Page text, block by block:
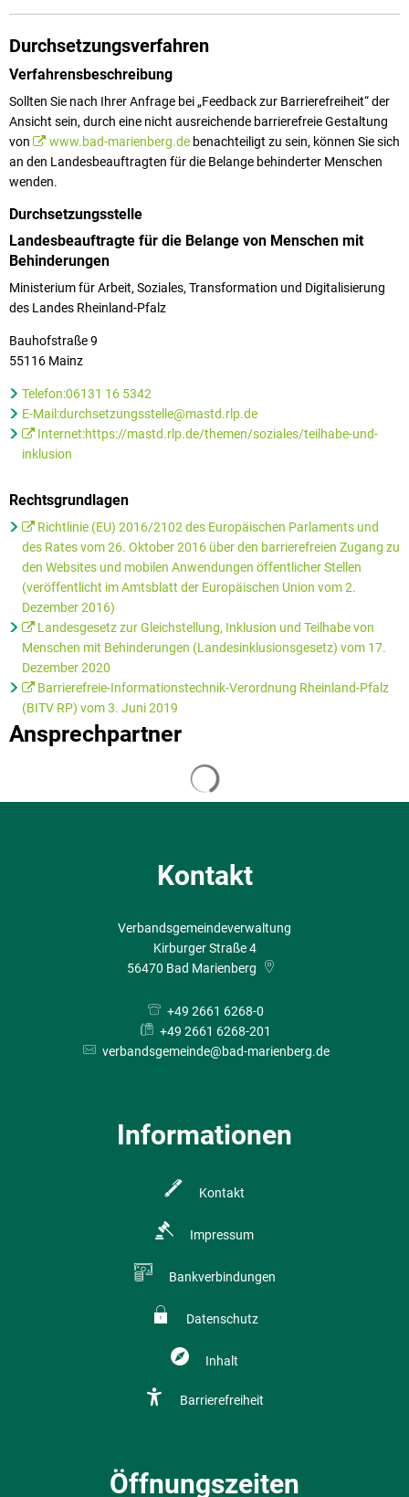
Durchsetzungsverfahren
Verfahrensbeschreibung
Sollten Sie nach Ihrer Anfrage bei „Feedback zur Barrierefreiheit“ der
Ansicht sein, durch eine nicht ausreichende barrierefreie Gestaltung
von
www.bad-marienberg.debenachteiligt zu sein, können Sie sich
an den Landesbeauftragten für die Belange behinderter Menschen
wenden.
Durchsetzungsstelle
Landesbeauftragte für die Belange von Menschen mit
Behinderungen
Ministerium für Arbeit, Soziales, Transformation und Digitalisierung
des Landes Rheinland-Pfalz
Bauhofstraße 9
55116 Mainz
Telefon:06131 16 5342
E-Mail:durchsetzungsstelle@mastd.rlp.de
Internet:https://mastd.rlp.de/themen/soziales/teilhabe-und-
inklusion
Rechtsgrundlagen
Richtlinie (EU) 2016/2102 des Europäischen Parlaments und
des Rates vom 26. Oktober 2016 über den barrierefreien Zugang zu
den Websites und mobilen Anwendungen öffentlicher Stellen
(veröffentlicht im Amtsblatt der Europäischen Union vom 2.
Dezember 2016)
Landesgesetz zur Gleichstellung, Inklusion und Teilhabe von
Menschen mit Behinderungen (Landesinklusionsgesetz) vom 17.
Dezember 2020
Barrierefreie-Informationstechnik-Verordnung Rheinland-Pfalz
(BITV RP) vom 3. Juni 2019
Ansprechpartner
Kontakt
Verbandsgemeindeverwaltung
Kirburger Straße 4
56470 Bad Marienberg
+49 2661 6268-0
+49 2661 6268-201
verbandsgemeinde@bad-marienberg.de
Informationen
Kontakt
Impressum
Bankverbindungen
Datenschutz
Inhalt
Barrierefreiheit
Öffnungszeiten